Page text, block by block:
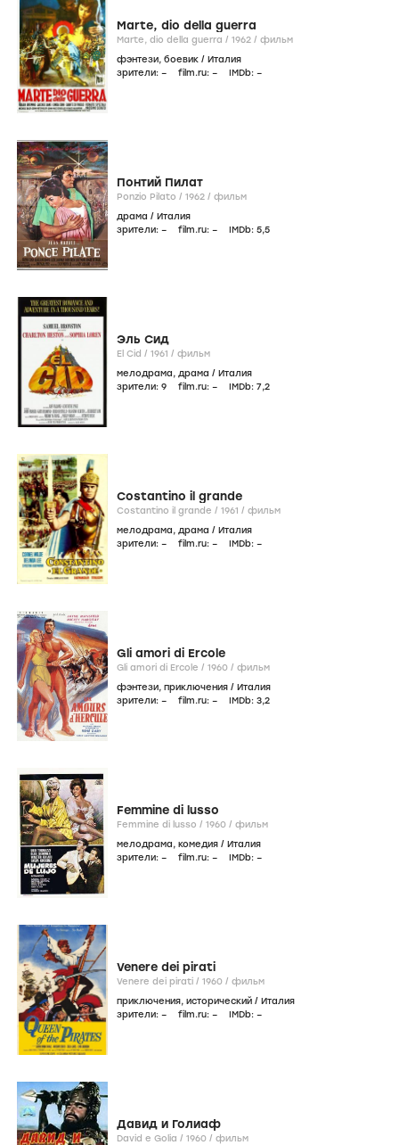
Marte, dio della guerra
Marte, dio della guerra / 1962 / фильм
фэнтези, боевик / Италия
зрители: – film.ru: – IMDb: –
Понтий Пилат
Ponzio Pilato / 1962 / фильм
драма / Италия
зрители: – film.ru: – IMDb: 5,5
Эль Сид
El Cid / 1961 / фильм
мелодрама, драма / Италия
зрители: 9 film.ru: – IMDb: 7,2
Costantino il grande
Costantino il grande / 1961 / фильм
мелодрама, драма / Италия
зрители: – film.ru: – IMDb: –
Gli amori di Ercole
Gli amori di Ercole / 1960 / фильм
фэнтези, приключения / Италия
зрители: – film.ru: – IMDb: 3,2
Femmine di lusso
Femmine di lusso / 1960 / фильм
мелодрама, комедия / Италия
зрители: – film.ru: – IMDb: –
Venere dei pirati
Venere dei pirati / 1960 / фильм
приключения, исторический / Италия
зрители: – film.ru: – IMDb: –
Давид и Голиаф
David e Golia / 1960 / фильм